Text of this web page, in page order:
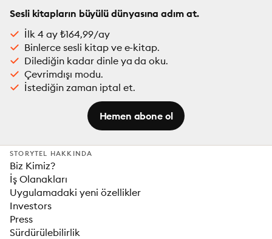
Sesli kitapların büyülü dünyasına adım at.
İlk 4 ay ₺164,99/ay
Binlerce sesli kitap ve e-kitap.
Dilediğin kadar dinle ya da oku.
Çevrimdışı modu.
İstediğin zaman iptal et.
Hemen abone ol
STORYTEL HAKKINDA
Biz Kimiz?
İş Olanakları
Uygulamadaki yeni özellikler
Investors
Press
Sürdürülebilirlik